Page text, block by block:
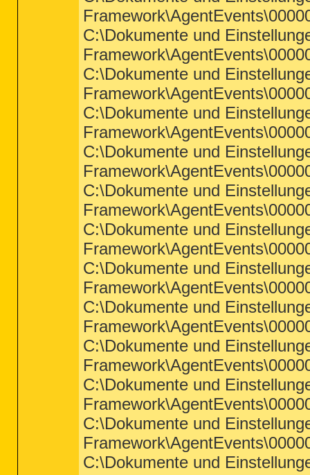
C:\Dokumente und
C:\Dokumente und
C:\Dokumente und
C:\Dokumente und
C:\Dokumente und
C:\Dokumente und
C:\Dokumente und
C:\Dokumente und
C:\Dokumente und
C:\Dokumente und
C:\Dokumente und
C:\Dokumente und